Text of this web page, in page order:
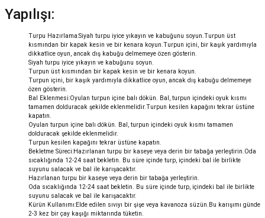
Yapılışı:
Turpu Hazırlama:Siyah turpu iyice yıkayın ve kabuğunu soyun.Turpun üst
kısmından bir kapak kesin ve bir kenara koyun.Turpun içini, bir kaşık yardımıyla
dikkatlice oyun, ancak dış kabuğu delmemeye özen gösterin.
Siyah turpu iyice yıkayın ve kabuğunu soyun.
Turpun üst kısmından bir kapak kesin ve bir kenara koyun.
Turpun içini, bir kaşık yardımıyla dikkatlice oyun, ancak dış kabuğu delmemeye
özen gösterin.
Bal Eklenmesi:Oyulan turpun içine balı dökün. Bal, turpun içindeki oyuk kısmı
tamamen dolduracak şekilde eklenmelidir.Turpun kesilen kapağını tekrar üstüne
kapatın.
Oyulan turpun içine balı dökün. Bal, turpun içindeki oyuk kısmı tamamen
dolduracak şekilde eklenmelidir.
Turpun kesilen kapağını tekrar üstüne kapatın.
Bekletme Süreci:Hazırlanan turpu bir kaseye veya derin bir tabağa yerleştirin.Oda
sıcaklığında 12-24 saat bekletin. Bu süre içinde turp, içindeki bal ile birlikte
suyunu salacak ve bal ile karışacaktır.
Hazırlanan turpu bir kaseye veya derin bir tabağa yerleştirin.
Oda sıcaklığında 12-24 saat bekletin. Bu süre içinde turp, içindeki bal ile birlikte
suyunu salacak ve bal ile karışacaktır.
Kürün Kullanımı:Elde edilen sıvıyı bir şişe veya kavanoza süzün.Bu karışımı günde
2-3 kez bir çay kaşığı miktarında tüketin.